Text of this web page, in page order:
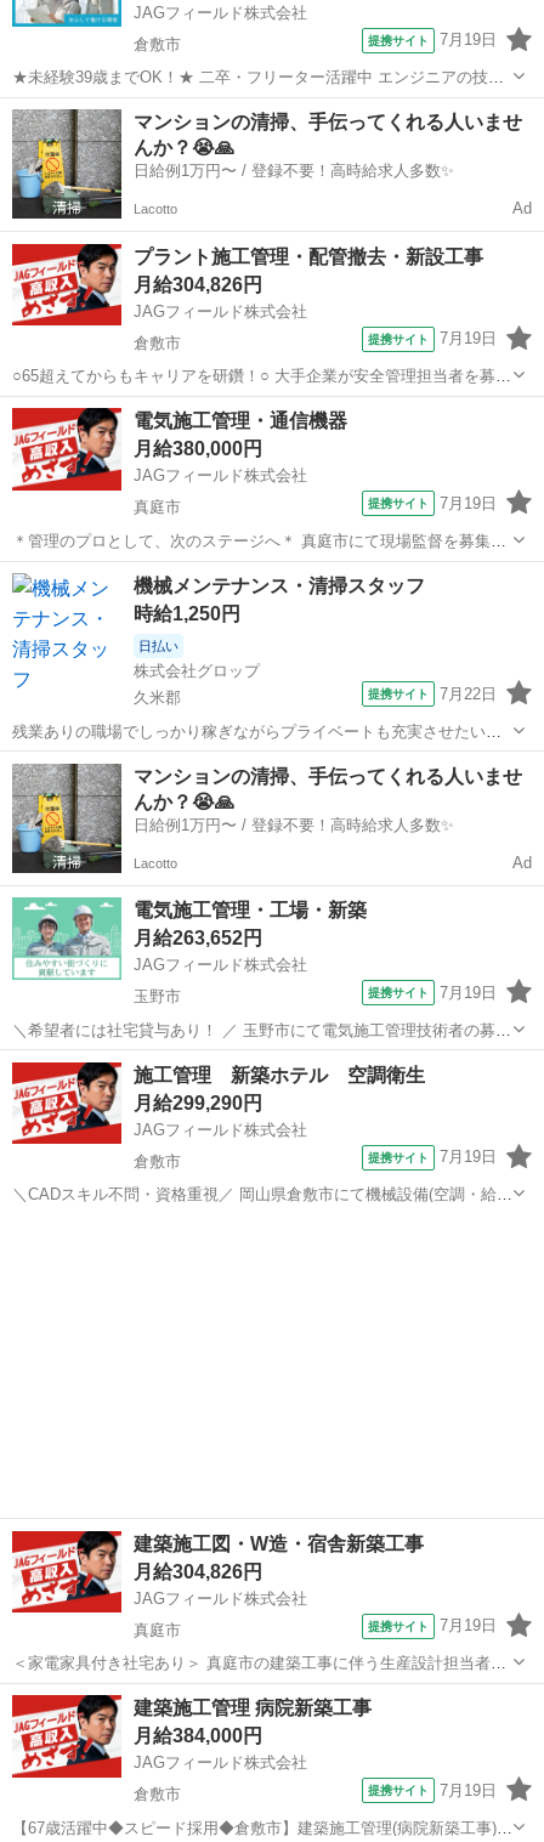
JAGフィールド株式会社
倉敷市
提携サイト 7月19日
★未経験39歳までOK！★ 二卒・フリーター活躍中 エンジニアの技術
を手に！ ■ 募集概要 建設プロジェクトを進行するためのマネジメント
業務をお任せします。 ■ 主な業務内容 ・写真の整理 状況を記録する
ために撮影され...
岡山 倉敷市
マンションの清掃、手伝ってくれる人いませ
んか？😭🙏
日給例1万円〜 / 登録不要！高時給求人多数✨
Lacotto Ad
プラント施工管理・配管撤去・新設工事
月給304,826円
JAGフィールド株式会社
倉敷市
提携サイト 7月19日
○65超えてからもキャリアを研鑽！○ 大手企業が安全管理担当者を募
集。 着任先は倉敷市の大型製鉄所です。 ＜担当業務＞ ＊施工管理(工
程・品質) ＊安全管理業務 ＊危険行動の是正活動 ＊危険個所の報告 ＊
図面修正業務...
岡山 倉敷市 その他
電気施工管理・通信機器
月給380,000円
JAGフィールド株式会社
真庭市
提携サイト 7月19日
＊管理のプロとして、次のステージへ＊ 真庭市にて現場監督を募集！
「品質・安全・工程をしっかり管理し、現場全体をスムーズに進めた
い」 そんな方にぴったりの環境です。あなたがこれまで培った経験は
しっかり評価致します！ ...
岡山 真庭市 その他
機械メンテナンス・清掃スタッフ
時給1,250円
日払い
株式会社グロップ
久米郡
提携サイト 7月22日
残業ありの職場でしっかり稼ぎながらプライベートも充実させたい方
☆日勤で土日祝お休みのメンテナンス作業 ＼猛暑対策実施中／ 涼しい
自宅からスマホで『WEB登録』OK！ 当社では【WEB面談（カジュア
ル登録）】を 導入してい...
岡山 久米郡
マンションの清掃、手伝ってくれる人いませ
んか？😭🙏
日給例1万円〜 / 登録不要！高時給求人多数✨
Lacotto Ad
電気施工管理・工場・新築
月給263,652円
JAGフィールド株式会社
玉野市
提携サイト 7月19日
＼希望者には社宅貸与あり！ ／ 玉野市にて電気施工管理技術者の募集
です。 【担当プロジェクト】 製造施設新築工事 ＜担当業務＞ 安全
管理・品質管理・工程管理 写真管理 専門業者との調整 書類作成 【応
募条件...
岡山 玉野市 その他
施工管理 新築ホテル 空調衛生
月給299,290円
JAGフィールド株式会社
倉敷市
提携サイト 7月19日
＼CADスキル不問・資格重視／ 岡山県倉敷市にて機械設備(空調・給排
建築施工図・W造・宿舎新築工事
月給304,826円
JAGフィールド株式会社
真庭市
提携サイト 7月19日
＜家電家具付き社宅あり＞ 真庭市の建築工事に伴う生産設計担当者の
募集です。 ＜現場詳細＞ ・社員寮新築工事 ・W造6階建て ・工期6カ
月 ＜担当業務＞ ・図面作図、チェック、修正 ・工程会議参加 ・書類
作成 ・納...
岡山 真庭市 その他
建築施工管理 病院新築工事
月給384,000円
JAGフィールド株式会社
倉敷市
提携サイト 7月19日
【67歳活躍中◆スピード採用◆倉敷市】建築施工管理(病院新築工事)